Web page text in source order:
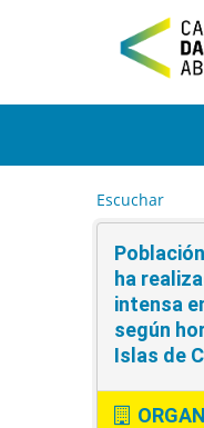
t
Escuchar
ha
intensa
según
Islas de